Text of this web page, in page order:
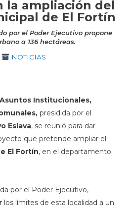
la ampliación del
de El Fortín
por el Poder Ejecutivo propone
a 136 hectáreas.
NOTICIAS
Institucionales,
presidida por el
Eslava, se reunió para dar
que pretende ampliar el
El Fortín, en el departamento
por el Poder Ejecutivo,
los límites de esta localidad a un